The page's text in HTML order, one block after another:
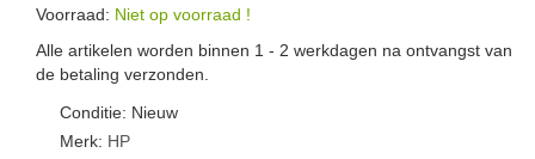
Voorraad: Niet op voorraad !
Alle artikelen worden binnen 1 - 2 werkdagen na ontvangst van
de betaling verzonden.
Conditie: Nieuw
Merk: HP